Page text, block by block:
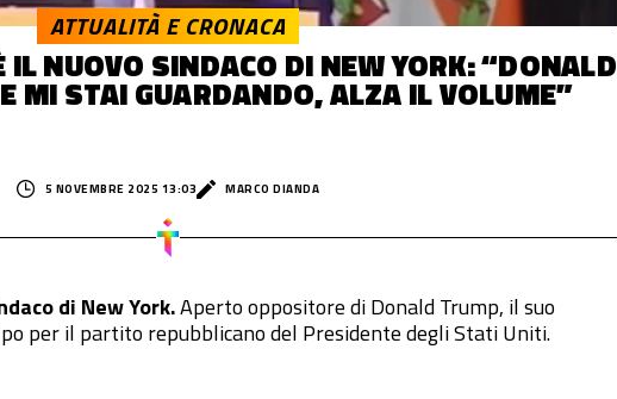
NUOVO SINDACO DI NEW YORK: “DONALD
MI STAI GUARDANDO, ALZA IL VOLUME”
ATTUALITÀ E CRONACA
5 NOVEMBRE 2025 13:03 MARCO DIANDA
di New York.Aperto oppositore di Donald Trump, il suo
per il partito repubblicano del Presidente degli Stati Uniti.